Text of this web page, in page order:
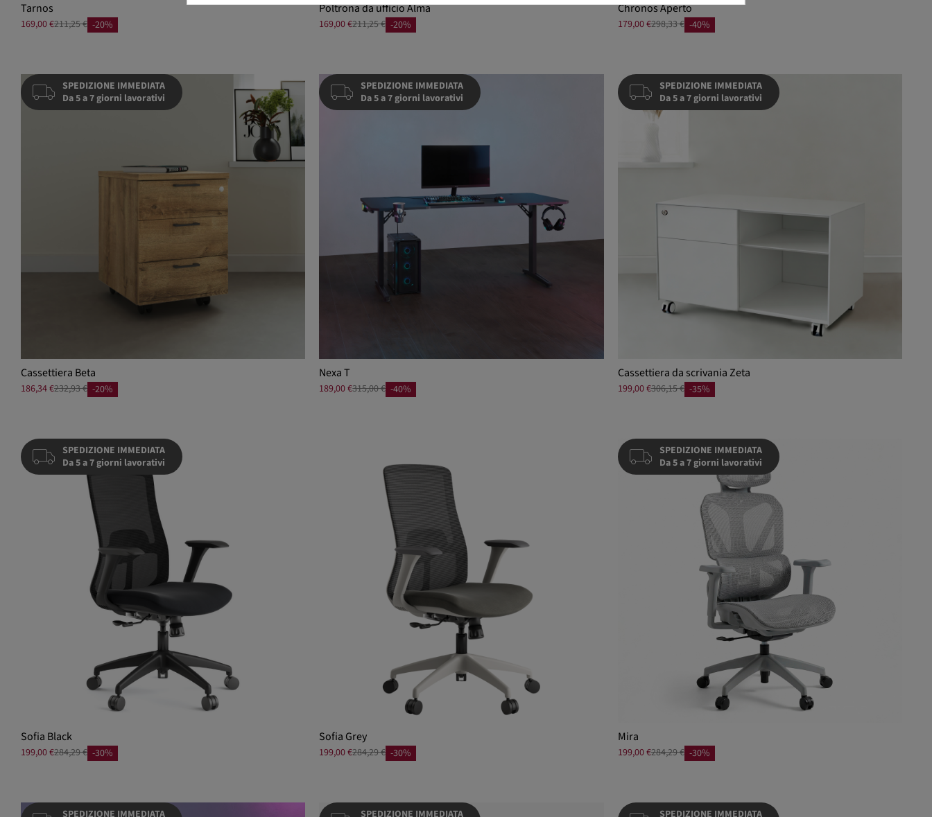
Tarnos
169,00 €211,25 € -20%
Poltrona da ufficio Alma
169,00 €211,25 € -20%
Chronos Aperto
179,00 €298,33 € -40%
SPEDIZIONE IMMEDIATA
Da 5 a 7 giorni lavorativi
Cassettiera Beta
186,34 €232,93 € -20%
SPEDIZIONE IMMEDIATA
Da 5 a 7 giorni lavorativi
Nexa T
189,00 €315,00 € -40%
SPEDIZIONE IMMEDIATA
Da 5 a 7 giorni lavorativi
Cassettiera da scrivania Zeta
199,00 €306,15 € -35%
SPEDIZIONE IMMEDIATA
Da 5 a 7 giorni lavorativi
Sofia Black
199,00 €284,29 € -30%
Sofia Grey
199,00 €284,29 € -30%
SPEDIZIONE IMMEDIATA
Da 5 a 7 giorni lavorativi
Mira
199,00 €284,29 € -30%
SPEDIZIONE IMMEDIATA SPEDIZIONE IMMEDIATA SPEDIZIONE IMMEDIATA